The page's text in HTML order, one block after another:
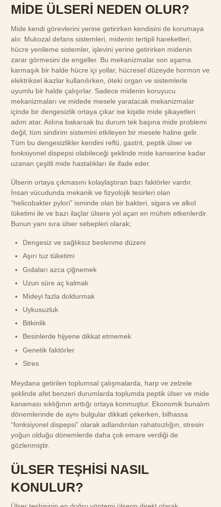
MİDE ÜLSERİ NEDEN OLUR?
Mide kendi görevlerini yerine getirirken kendisini de korumaya
alır. Mukozal defans sistemleri, midenin tertipli hareketleri,
hücre yenileme sistemler, işlevini yerine getirirken midenin
zarar görmesini de engeller. Bu mekanizmalar son aşama
karmaşık bir halde hücre içi yollar, hücresel düzeyde hormon ve
elektriksel ikazlar kullanılırken, öteki organ ve sistemlerle
uyumlu bir halde çalışırlar. Sadece midenin koruyucu
mekanizmaları ve midede mesele yaratacak mekanizmalar
içinde bir dengesizlik ortaya çıkar ise kişide mide şikayetleri
adım atar. Aslına bakarsak bu durum tek başına mide problemi
değil, tüm sindirim sistemini etkileyen bir mesele haline gelir.
Tüm bu dengesizlikler kendini reflü, gastrit, peptik ülser ve
fonksiyonel dispepsi olabileceği şeklinde mide kanserine kadar
uzanan çeşitli mide hastalıkları ile ifade eder.
Ülserin ortaya çıkmasını kolaylaştıran bazı faktörler vardır.
İnsan vücudunda mekanik ve fizyolojik tesirleri olan
“helicobakter pylori” isminde olan bir bakteri, sigara ve alkol
tüketimi ile ve bazı ilaçlar ülsere yol açan en mühim etkenlerdir.
Bunun yanı sıra ülser sebepleri olarak;
Dengesiz ve sağlıksız beslenme düzeni
Aşırı tuz tüketimi
Gıdaları azca çiğnemek
Uzun süre aç kalmak
Mideyi fazla doldurmak
Uykusuzluk
Bitkinlik
Besinlerde hijyene dikkat etmemek
Genetik faktörler
Stres
Meydana getirilen toplumsal çalışmalarda, harp ve zelzele
şeklinde afet benzeri durumlarda toplumda peptik ülser ve mide
kanaması sıklığının arttığı ortaya konmuştur. Ekonomik bunalım
dönemlerinde de aynı bulgular dikkati çekerken, bilhassa
“fonksiyonel dispepsi” olarak adlandırılan rahatsızlığın, stresin
yoğun olduğu dönemlerde daha çok emare verdiği de
gözlenmiştir.
ÜLSER TEŞHİSİ NASIL
KONULUR?